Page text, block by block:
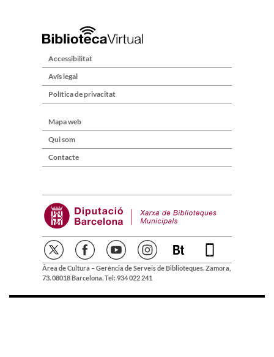
Accessibilitat
Avís legal
Política de privacitat
Mapa web
Qui som
Contacte
Àrea de Cultura – Gerència de Serveis de Biblioteques. Zamora,
73. 08018 Barcelona. Tel: 934 022 241